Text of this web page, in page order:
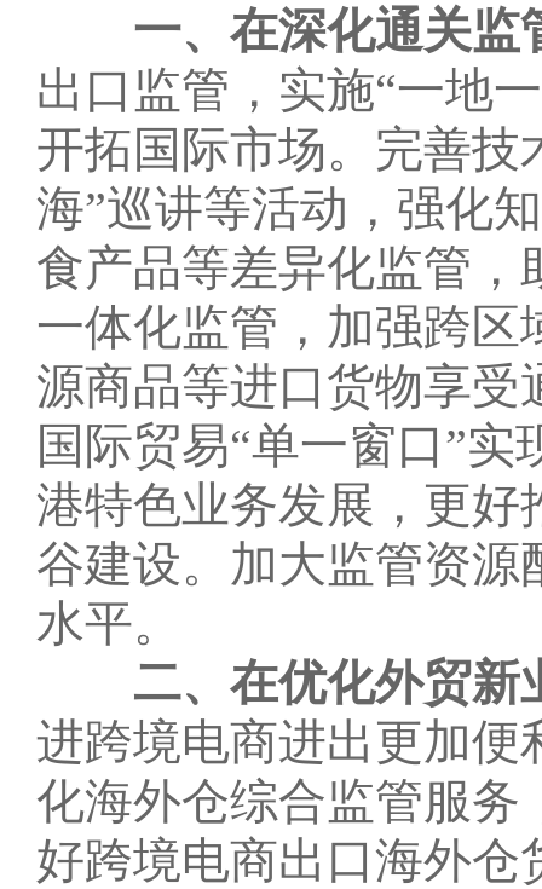
一、在深化通关监
出口监管，实施“一地
开拓国际市场。完善技
海”巡讲等活动，强化
食产品等差异化监管
一体化监管，加强跨
源商品等进口货物享
国际贸易“单一窗口”
港特色业务发展，更好
谷建设。加大监管资
水平。
二、在优化外贸新
进跨境电商进出更加便
化海外仓综合监管服务
好跨境电商出口海外仓